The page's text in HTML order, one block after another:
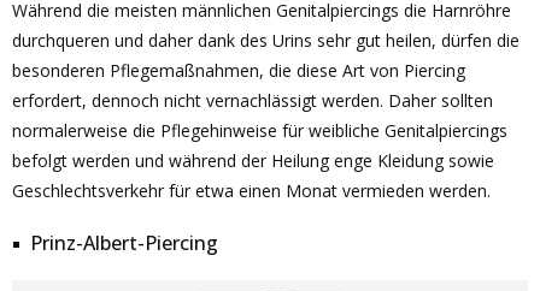
Während die meisten männlichen Genitalpiercings die Harnröhre
durchqueren und daher dank des Urins sehr gut heilen, dürfen die
besonderen Pflegemaßnahmen, die diese Art von Piercing
erfordert, dennoch nicht vernachlässigt werden. Daher sollten
normalerweise die Pflegehinweise für weibliche Genitalpiercings
befolgt werden und während der Heilung enge Kleidung sowie
Geschlechtsverkehr für etwa einen Monat vermieden werden.
Prinz-Albert-Piercing